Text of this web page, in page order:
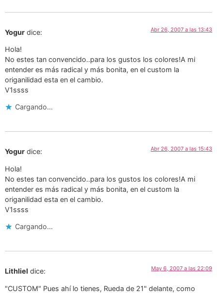
Yogur dice: Abr 26, 2007 a las 13:43
Hola!
No estes tan convencido..para los gustos los colores!A mi
entender es más radical y más bonita, en el custom la
origanilidad esta en el cambio.
V1ssss
Cargando...
Yogur dice: Abr 26, 2007 a las 15:43
Hola!
No estes tan convencido..para los gustos los colores!A mi
entender es más radical y más bonita, en el custom la
origanilidad esta en el cambio.
V1ssss
Cargando...
Lithliel dice: May 6, 2007 a las 22:09
"CUSTOM" Pues ahí lo tienes, Rueda de 21" delante, como